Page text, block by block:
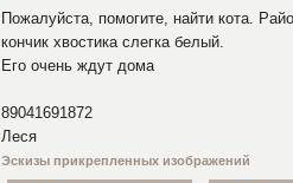
Пожалуйста, помогите, найти кота.
кончик хвостика слегка белый.
Его очень ждут дома
89041691872
Леся
Эскизы прикрепленных изображений